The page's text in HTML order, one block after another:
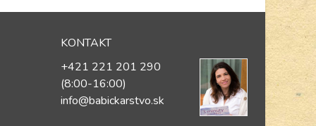
KONTAKT
+421 221 201 290
(8:00-16:00)
info@babickarstvo.sk